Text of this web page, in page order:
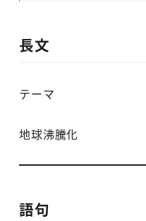
長文
テーマ
地球沸騰化
語句